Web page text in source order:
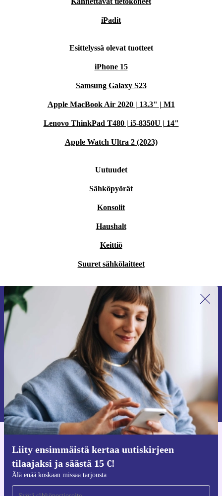
iPadit
Esittelyssä olevat tuotteet
iPhone 15
Samsung Galaxy S23
Apple MacBook Air 2020 | 13.3" | M1
Lenovo ThinkPad T480 | i5-8350U | 14"
Apple Watch Ultra 2 (2023)
Uutuudet
Sähköpyörät
Konsolit
Haushalt
Keittiö
Suuret sähkölaitteet
Liity ensimmäistä kertaa uutiskirjeen
tilaajaksi ja säästä 15 €!
Älä enää koskaan missaa tarjousta
Liity ensimmäistä kertaa uutiskirjeen
tilaajaksi ja säästä 15 €!
Älä missaa enää yhtäkään tarjousta.
Pyydä etukuponki
Lisätietoja henkilötietojen käytöstä löydättietosuojaselosteestamme.
iOS:lle ja Androidille